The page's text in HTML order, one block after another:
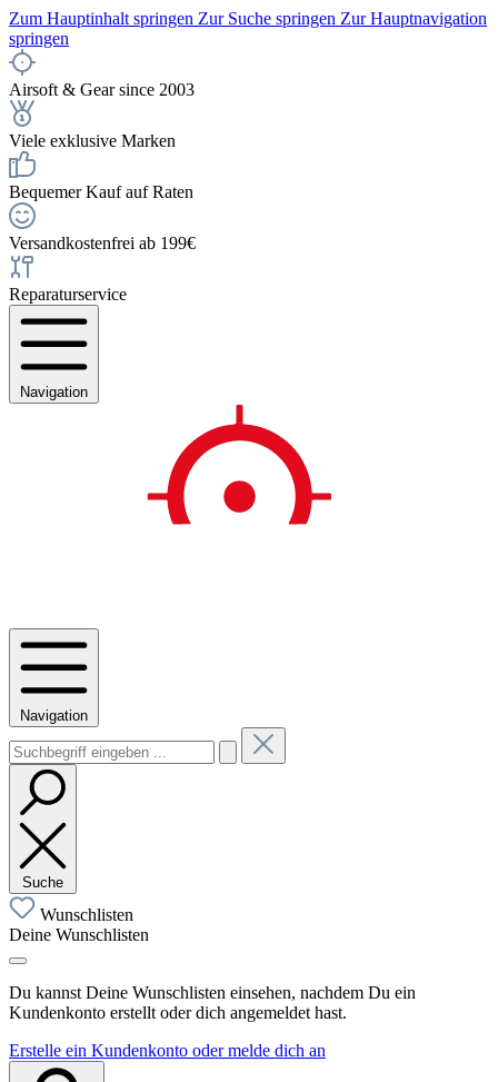
Zum Hauptinhalt springen Zur Suche springen Zur Hauptnavigation
springen
Airsoft & Gear since 2003
Viele exklusive Marken
Bequemer Kauf auf Raten
Versandkostenfrei ab 199€
Reparaturservice
Navigation
Navigation
Suche
Wunschlisten
Deine Wunschlisten
Du kannst Deine Wunschlisten einsehen, nachdem Du ein
Kundenkonto erstellt oder dich angemeldet hast.
Erstelle ein Kundenkonto oder melde dich an